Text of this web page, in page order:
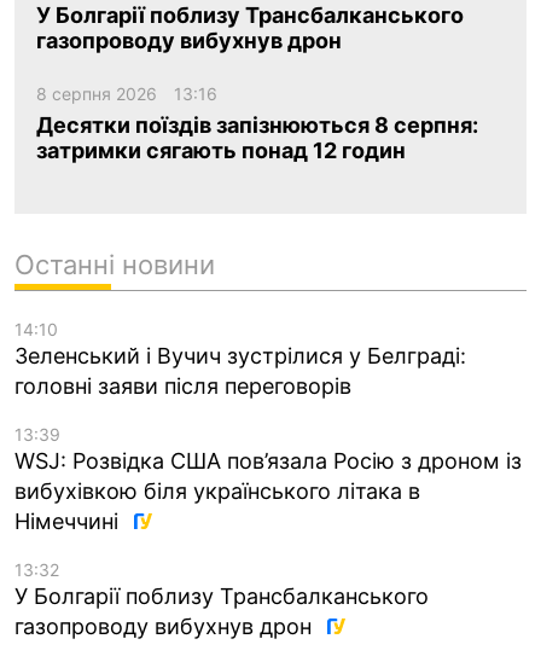
У Болгарії поблизу Трансбалканського
газопроводу вибухнув дрон
8 серпня 2026 13:16
Десятки поїздів запізнюються 8 серпня:
затримки сягають понад 12 годин
Останні новини
14:10
Зеленський і Вучич зустрілися у Белграді:
головні заяви після переговорів
13:39
WSJ: Розвідка США пов’язала Росію з дроном із
вибухівкою біля українського літака в
Німеччині
13:32
У Болгарії поблизу Трансбалканського
газопроводу вибухнув дрон